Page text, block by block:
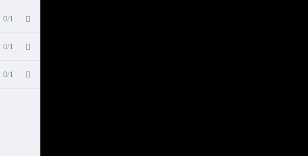
0/1
0/1
0/1